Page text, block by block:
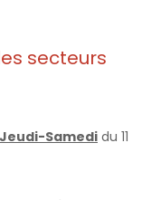
secteurs
Samedidu 11